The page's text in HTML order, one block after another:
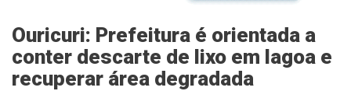
Ouricuri: Prefeitura é orientada a
conter descarte de lixo em lagoa e
recuperar área degradada